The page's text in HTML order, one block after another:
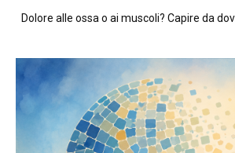
Dolore alle ossa o ai muscoli? Capire da